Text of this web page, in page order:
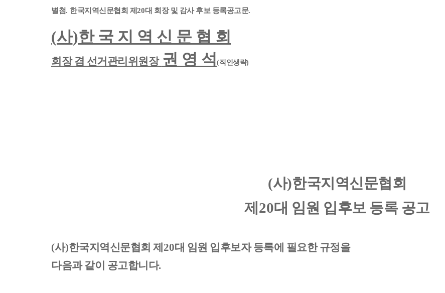
별첨. 한국지역신문협회 제 20대 회장 및 감사 후보 등록공고문.
(사)한 국 지 역 신 문 협 회
회장 겸 선거관리위원장 권 영 석 (직인생략)
(사)한국지역신문협회
제 20대 임원 입후보 등록 공고
(사)한국지역신문협회 제 20대 임원 입후보자 등록에 필요한 규정을
다음과 같이 공고합니다.